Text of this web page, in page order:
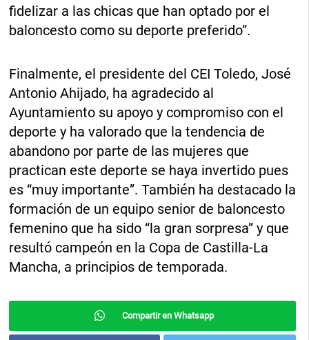
fidelizar a las chicas que han optado por el
baloncesto como su deporte preferido”.
Finalmente, el presidente del CEI Toledo, José
Antonio Ahijado, ha agradecido al
Ayuntamiento su apoyo y compromiso con el
deporte y ha valorado que la tendencia de
abandono por parte de las mujeres que
practican este deporte se haya invertido pues
es “muy importante”. También ha destacado la
formación de un equipo senior de baloncesto
femenino que ha sido “la gran sorpresa” y que
resultó campeón en la Copa de Castilla-La
Mancha, a principios de temporada.
Compartir en Whatsapp